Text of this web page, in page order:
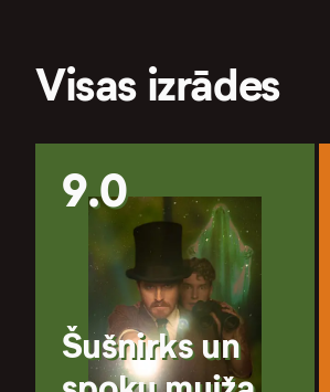
Visas izrādes
9.0
Šušnirks un